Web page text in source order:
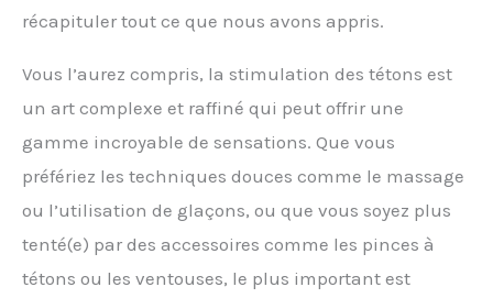
récapituler tout ce que nous avons appris.
Vous l’aurez compris, la stimulation des tétons est
un art complexe et raffiné qui peut offrir une
gamme incroyable de sensations. Que vous
préfériez les techniques douces comme le massage
ou l’utilisation de glaçons, ou que vous soyez plus
tenté(e) par des accessoires comme les pinces à
tétons ou les ventouses, le plus important est